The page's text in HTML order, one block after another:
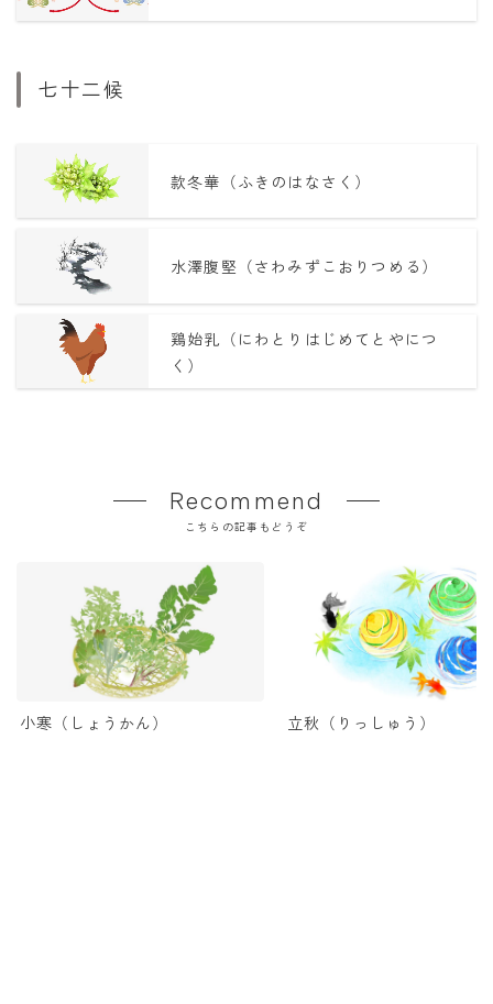
七十二候
款冬華（ふきのはなさく）
水澤腹堅（さわみずこおりつめる）
鶏始乳（にわとりはじめてとやにつ
く）
Recommend
こちらの記事もどうぞ
小寒（しょうかん） 立秋（りっしゅう）